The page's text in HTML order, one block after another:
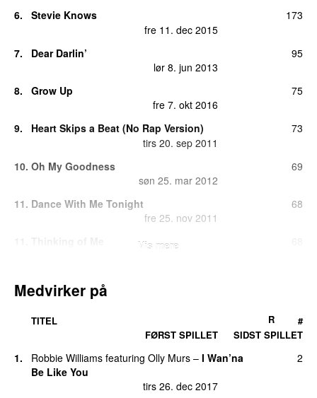
6.
Stevie Knows
fre 11. dec 2015
173
7.
Dear Darlin’
lør 8. jun 2013
95
8.
Grow Up
fre 7. okt 2016
75
9.
Heart Skips a Beat (No Rap Version)
tirs 20. sep 2011
73
10. Oh My Goodness
søn 25. mar 2012
69
11. Dance With Me Tonight
fre 25. nov 2011
68
You Don’t Know Love
fre 8. jul 2016
56
15.
Please Don’t Let Me Go
46
Vis mere
Medvirker på
TITEL
FØRST SPILLET
SIDST SPILLET
R #
1. Robbie Williams featuring Olly Murs – I Wan’na
Be Like You
tirs 26. dec 2017
2